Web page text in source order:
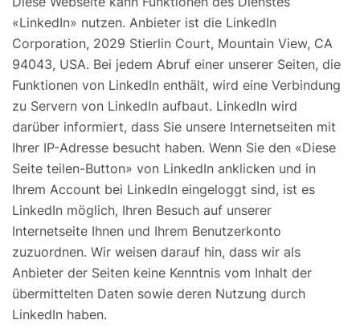
«LinkedIn» nutzen. Anbieter ist die LinkedIn
Corporation, 2029 Stierlin Court, Mountain View, CA
94043, USA. Bei jedem Abruf einer unserer Seiten, die
Funktionen von LinkedIn enthält, wird eine Verbindung
zu Servern von LinkedIn aufbaut. LinkedIn wird
darüber informiert, dass Sie unsere Internetseiten mit
Ihrer IP-Adresse besucht haben. Wenn Sie den «Diese
Seite teilen-Button» von LinkedIn anklicken und in
Ihrem Account bei LinkedIn eingeloggt sind, ist es
LinkedIn möglich, Ihren Besuch auf unserer
Internetseite Ihnen und Ihrem Benutzerkonto
zuzuordnen. Wir weisen darauf hin, dass wir als
Anbieter der Seiten keine Kenntnis vom Inhalt der
übermittelten Daten sowie deren Nutzung durch
LinkedIn haben.